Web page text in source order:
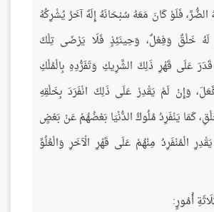
الضُّرَّ، فَلَوْ كَانَ مَعَهُ سُبْحَانَهُ إِلَهٌ آخَرُ يُشْرِكُهُ
خَلْقٌ وَفِعْلٌ، وَحِينَئِذٍ فَلَا يَرْضَى تِلْكَ
عَلَى قَهْرِ ذَلِكَ الشَّرِيكِ وَتَفَرُّدِهِ بِالْمُلْكِ
وَإِنْ لَمْ يَقْدِرْ عَلَى ذَلِكَ انْفَرَدَ بِخَلْقِهِ
كَمَا يَنْفَرِدُ مُلُوكُ الدُّنْيَا بَعْضُهُمْ عَنْ بَعْضٍ
الْمُنْفَرِدُ مِنْهُمْ عَلَى قَهْرِ الْآخَرِ وَالْعُلُوِّ
أُمُورٍ: